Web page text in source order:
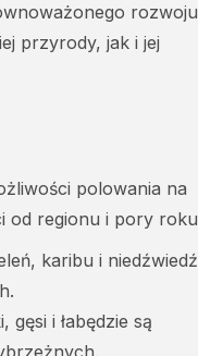
przyrody, jak i jej
polowania na
od regionu i pory
karibu i niedźwiedź
gęsi i łabędzie są